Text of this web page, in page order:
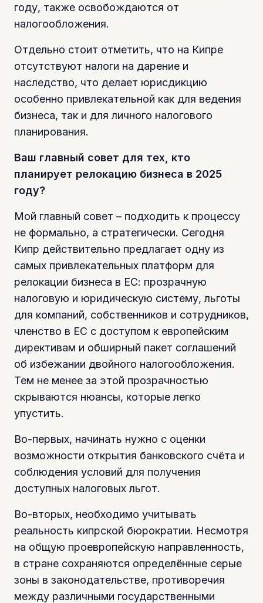
году, также освобождаются от
налогообложения.
Отдельно стоит отметить, что на Кипре
отсутствуют налоги на дарение и
наследство, что делает юрисдикцию
особенно привлекательной как для ведения
бизнеса, так и для личного налогового
планирования.
Ваш главный совет для тех, кто
планирует релокацию бизнеса в 2025
году?
Мой главный совет – подходить к процессу
не формально, а стратегически. Сегодня
Кипр действительно предлагает одну из
самых привлекательных платформ для
релокации бизнеса в ЕС: прозрачную
налоговую и юридическую систему, льготы
для компаний, собственников и сотрудников,
членство в ЕС с доступом к европейским
директивам и обширный пакет соглашений
об избежании двойного налогообложения.
Тем не менее за этой прозрачностью
скрываются нюансы, которые легко
упустить.
Во-первых, начинать нужно с оценки
возможности открытия банковского счёта и
соблюдения условий для получения
доступных налоговых льгот.
Во-вторых, необходимо учитывать
реальность кипрской бюрократии. Несмотря
на общую проевропейскую направленность,
в стране сохраняются определённые серые
зоны в законодательстве, противоречия
между различными государственными